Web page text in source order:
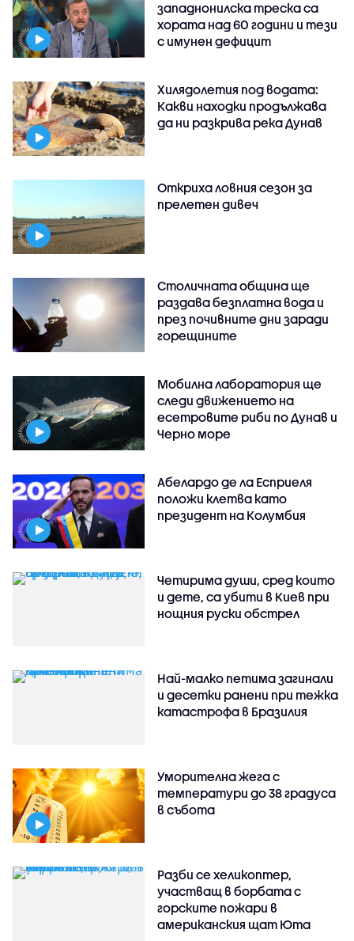
западнонилска треска са
хората над 60 години и тези
с имунен дефицит
Хилядолетия под водата:
Какви находки продължава
да ни разкрива река Дунав
Откриха ловния сезон за
прелетен дивеч
Столичната община ще
раздава безплатна вода и
през почивните дни заради
горещините
Мобилна лаборатория ще
следи движението на
есетровите риби по Дунав и
Черно море
Абелардо де ла Есприеля
положи клетва като
президент на Колумбия
Четирима души, сред които
и дете, са убити в Киев при
нощния руски обстрел
Най-малко петима загинали
и десетки ранени при тежка
катастрофа в Бразилия
Уморителна жега с
температури до 38 градуса
в събота
Разби се хеликоптер,
участващ в борбата с
горските пожари в
американския щат Юта